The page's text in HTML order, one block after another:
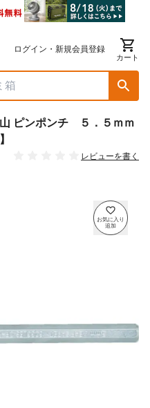
ログイン・新規会員登録
カート
ピンポンチ ５．５ｍｍ
レビューを書く